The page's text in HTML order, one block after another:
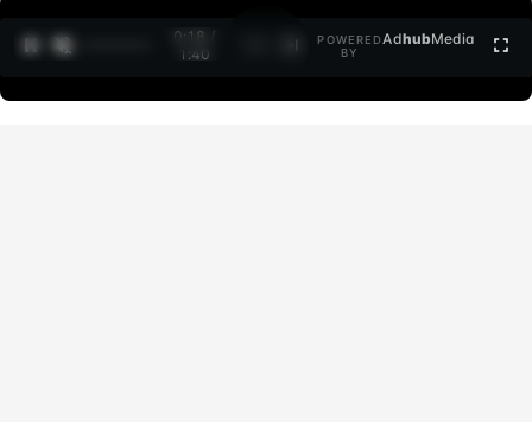
0:18 /
1:40
POWERED
BY
AdhubMedia